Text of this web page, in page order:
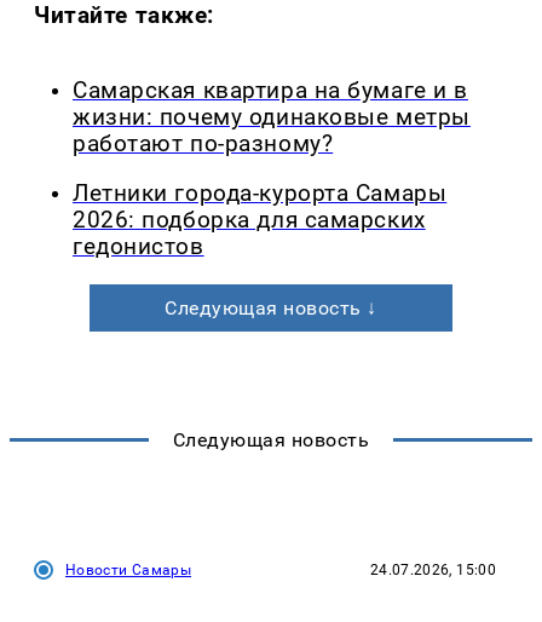
Читайте также:
Самарская квартира на бумаге и в
жизни: почему одинаковые метры
работают по-разному?
Летники города-курорта Самары
2026: подборка для самарских
гедонистов
Следующая новость ↓
Следующая новость
Новости Самары 24.07.2026, 15:00